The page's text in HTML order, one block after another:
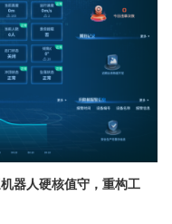
器人硬核值守，重构工